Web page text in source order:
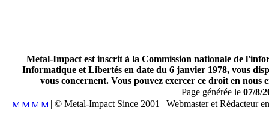
Metal-Impact est inscrit à la Commission nationale de
Informatique et Libertés en date du 6 janvier 1978, vous
vous concernent. Vous pouvez exercer ce droit en
Page générée le 07/8/
| © Metal-Impact Since 2001 | Webmaster et Rédacteur